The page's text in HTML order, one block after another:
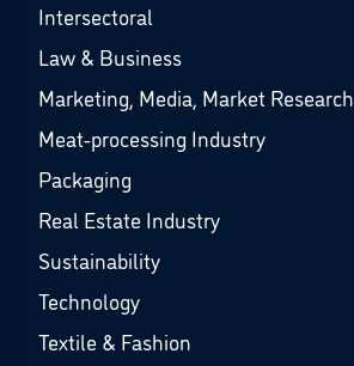
Intersectoral
Law & Business
Marketing, Media, Market Research
Meat-processing Industry
Packaging
Real Estate Industry
Sustainability
Technology
Textile & Fashion